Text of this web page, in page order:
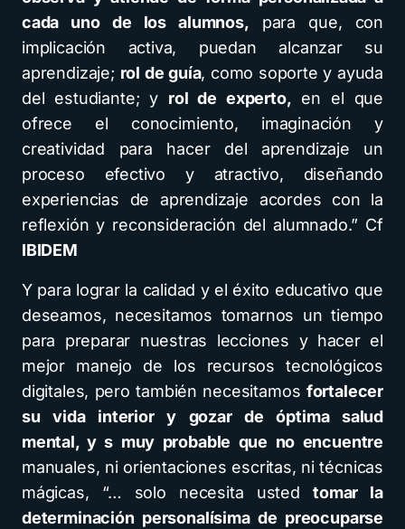
cada uno de los alumnos, para que, con
implicación activa, puedan alcanzar su
aprendizaje; rol de guía, como soporte y ayuda
del estudiante; y rol de experto, en el que
ofrece el conocimiento, imaginación y
creatividad para hacer del aprendizaje un
proceso efectivo y atractivo, diseñando
experiencias de aprendizaje acordes con la
reflexión y reconsideración del alumnado.” Cf
IBIDEM
Y para lograr la calidad y el éxito educativo que
deseamos, necesitamos tomarnos un tiempo
para preparar nuestras lecciones y hacer el
mejor manejo de los recursos tecnológicos
digitales, pero también necesitamos fortalecer
su vida interior y gozar de óptima salud
mental, y s muy probable que no encuentre
manuales, ni orientaciones escritas, ni técnicas
mágicas, “… solo necesita ustedtomar la
determinación personalísima de preocuparse